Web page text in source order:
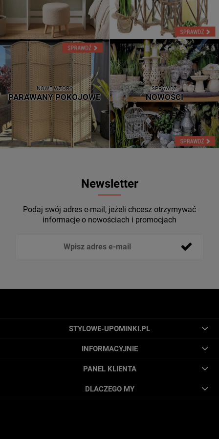
NOWE WZORY
PARAWANY POKOJOWE
SPRAWDŹ
NOWOŚCI
Newsletter
Podaj swój adres e-mail, jeżeli chcesz otrzymywać
informacje o nowościach i promocjach
STYLOWE-UPOMINKI.PL
INFORMACYJNIE
PANEL KLIENTA
DLACZEGO MY